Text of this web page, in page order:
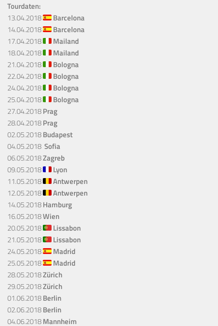
Tourdaten:
13.04.2018
Barcelona
14.04.2018
Barcelona
17.04.2018
Mailand
18.04.2018
Mailand
21.04.2018
Bologna
22.04.2018
Bologna
24.04.2018
Bologna
25.04.2018
Bologna
27.04.2018Prag
28.04.2018Prag
02.05.2018Budapest
04.05.2018 Sofia
06.05.2018Zagreb
09.05.2018
Lyon
11.05.2018
Antwerpen
12.05.2018
Antwerpen
14.05.2018Hamburg
16.05.2018Wien
20.05.2018
Lissabon
21.05.2018
Lissabon
24.05.2018
Madrid
25.05.2018
Madrid
28.05.2018Zürich
29.05.2018Zürich
01.06.2018Berlin
02.06.2018Berlin
04.06.2018Mannheim